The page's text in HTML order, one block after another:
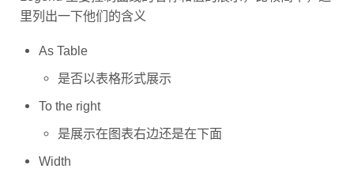
里列出一下他们的含义
As Table
是否以表格形式展示
To the right
是展示在图表右边还是在下面
Width